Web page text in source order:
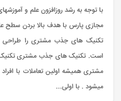
با توجه به رشد روزافزون علم و
مجازی پارس با هدف بالا بردن سطح
تکنیک های جذب مشتری را طراحی و
است. تکنیک های جذب مشتری تکنیک
مشتری همیشه اولین تعاملات با
میشود . با اولی...